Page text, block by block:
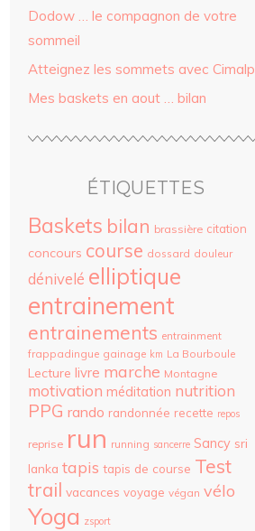
Dodow … le compagnon de votre
sommeil
Atteignez les sommets avec Cimalp
Mes baskets en aout … bilan
ÉTIQUETTES
Baskets bilan brassière citation
concours course dossard douleur
dénivelé elliptique
entrainement
entrainements entrainment
frappadingue gainage km La Bourboule
Lecture livre marche Montagne
motivation méditation nutrition
PPG rando randonnée recette repos
reprise run running sancerre Sancy sri
lanka tapis tapis de course Test
trail vacances voyage végan vélo
Yoga zsport